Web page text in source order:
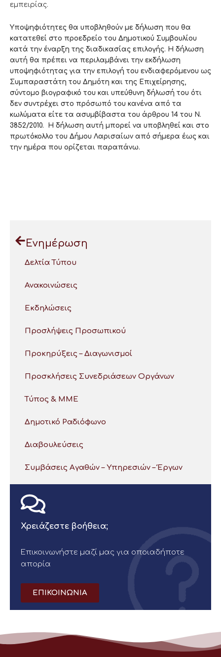
εμπειρίας.
Υποψηφιότητες θα υποβληθούν με δήλωση που θα
κατατεθεί στο προεδρείο του Δημοτικού Συμβουλίου
κατά την έναρξη της διαδικασίας επιλογής. Η δήλωση
αυτή θα πρέπει να περιλαμβάνει την εκδήλωση
υποψηφιότητας για την επιλογή του ενδιαφερόμενου ως
Συμπαραστάτη του Δημότη και της Επιχείρησης,
σύντομο βιογραφικό του και υπεύθυνη δήλωσή του ότι
δεν συντρέχει στο πρόσωπό του κανένα από τα
κωλύματα είτε τα ασυμβίβαστα του άρθρου 14 του Ν.
3852/2010. Η δήλωση αυτή μπορεί να υποβληθεί και στο
πρωτόκολλο του Δήμου Λαρισαίων από σήμερα έως και
την ημέρα που ορίζεται παραπάνω.
Ενημέρωση
Δελτία Τύπου
Ανακοινώσεις
Εκδηλώσεις
Προσλήψεις Προσωπικού
Προκηρύξεις – Διαγωνισμοί
Προσκλήσεις Συνεδριάσεων Οργάνων
Τύπος & ΜΜΕ
Δημοτικό Ραδιόφωνο
Διαβουλεύσεις
Συμβάσεις Αγαθών – Υπηρεσιών – Έργων
Χρειάζεστε βοήθεια;
Επικοινωνήστε μαζί μας για οποιαδήποτε
απορία
ΕΠΙΚΟΙΝΩΝΙΑ